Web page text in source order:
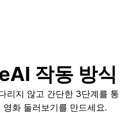
작동 방식
리지 않고 간단한 3단계를 통
화 둘러보기를 만드세요.